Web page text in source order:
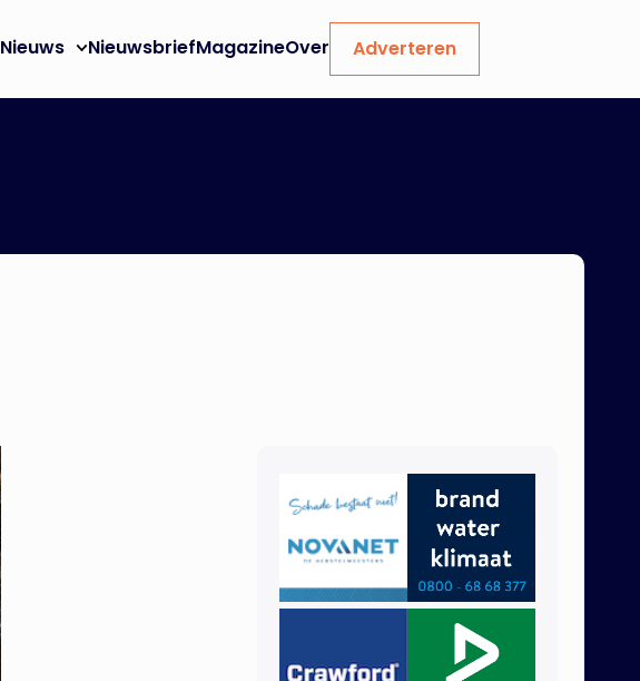
Nieuws NieuwsbriefMagazineOver Adverteren